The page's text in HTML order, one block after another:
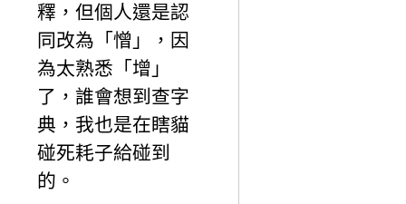
釋，但個人還是認
同改為「憎」，因
為太熟悉「增」
了，誰會想到查字
典，我也是在瞎貓
碰死耗子給碰到
的。